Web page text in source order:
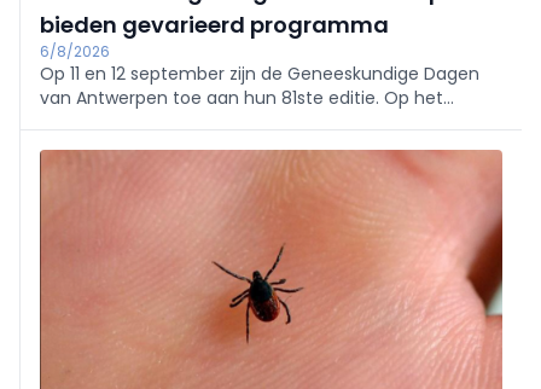
bieden gevarieerd programma
6/8/2026
Op 11 en 12 september zijn de Geneeskundige Dagen
van Antwerpen toe aan hun 81ste editie. Op het
vaccinaties, cardiologie, NKO, MKA en nood- en